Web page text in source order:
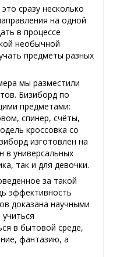
сразу несколько
на одной
в процессе
необычной
предметы разных
мы разместили
Бизиборд по
предметами:
спинер, счёты,
кроссовка со
изготовлен на
в универсальных
так и для девочки.
за такой
эффективность
доказана научными
в бытовой среде,
фантазию, а